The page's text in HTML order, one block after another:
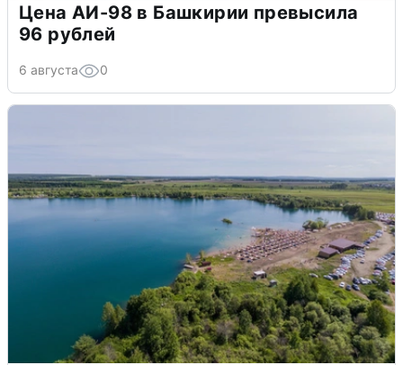
Цена АИ-98 в Башкирии превысила
96 рублей
6 августа 0